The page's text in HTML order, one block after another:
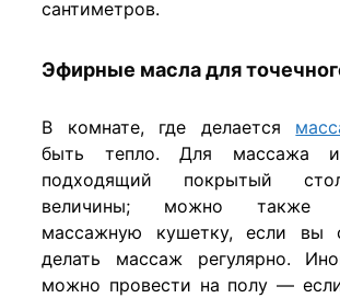
сантиметров.
Эфирные масла для
В комнате, где делается
быть тепло. Для массажа
подходящий покрытый
величины; можно также
массажную кушетку, если вы
делать массаж регулярно.
можно провести на полу —